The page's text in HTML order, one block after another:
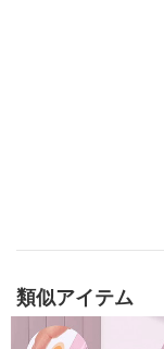
類似アイテム